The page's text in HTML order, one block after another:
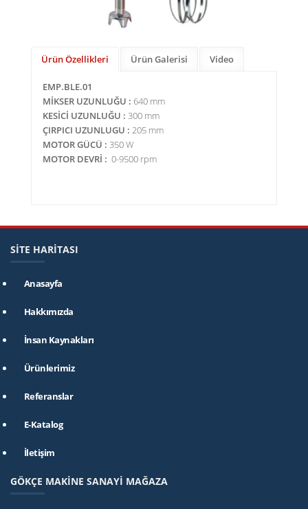
Ürün Özellikleri Ürün Galerisi Video
EMP.BLE.01
MİKSER UZUNLUĞU : 640 mm
KESİCİ UZUNLUĞU : 300 mm
ÇIRPICI UZUNLUGU : 205 mm
MOTOR GÜCÜ : 350 W
MOTOR DEVRİ : 0-9500 rpm
SİTE HARİTASI
Anasayfa
Hakkımızda
İnsan Kaynakları
Ürünlerimiz
Referanslar
E-Katalog
İletişim
GÖKÇE MAKİNE SANAYİ MAĞAZA